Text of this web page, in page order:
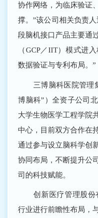
协作网络，为临床验证
撑。”该公司相关负责
段脑机接口产品主要通
（GCP／IIT）模式进
数据验证与专利布局。”
三博脑科医院管理集
博脑科”）全资子公司
大学生物医学工程学院
中心，目前双方合作在
通过参与设立脑科学创
协同布局，不断提升公
司的科技赋能。
创新医疗管理股份
行业进行前瞻性布局，